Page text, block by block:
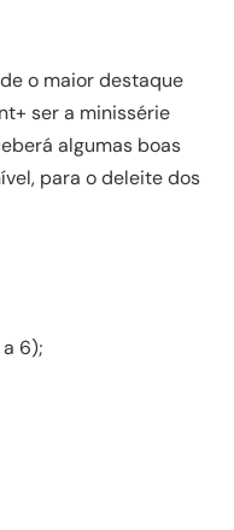
o maior destaque
ser a minissérie
algumas boas
para o deleite dos
6);